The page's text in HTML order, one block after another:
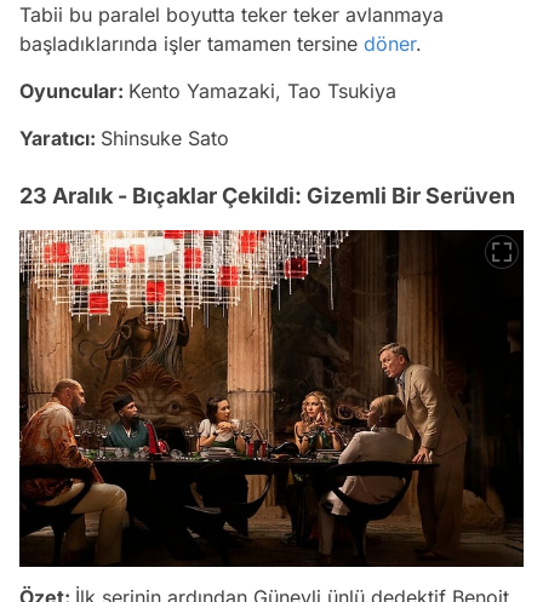
Tabii bu paralel boyutta teker teker avlanmaya
başladıklarında işler tamamen tersine döner.
Oyuncular: Kento Yamazaki, Tao Tsukiya
Yaratıcı: Shinsuke Sato
23 Aralık - Bıçaklar Çekildi: Gizemli Bir Serüven
Özet: İlk serinin ardından Güneyli ünlü dedektif Benoit